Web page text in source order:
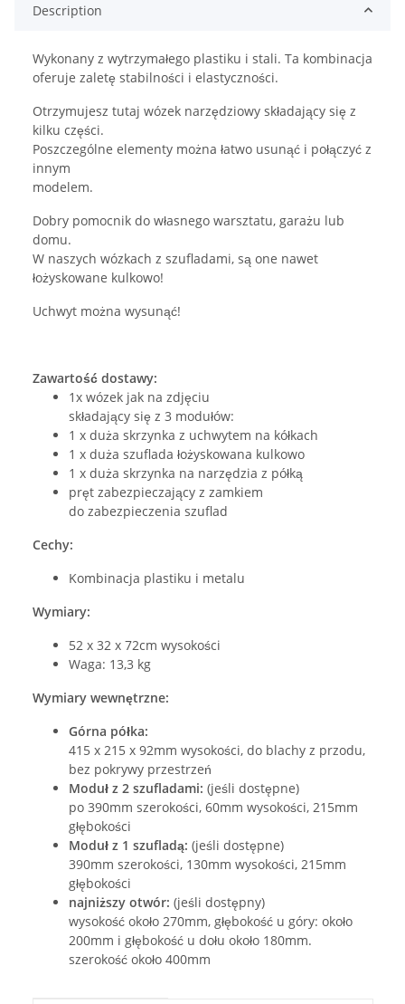
Description
Wykonany z wytrzymałego plastiku i stali. Ta kombinacja
oferuje zaletę stabilności i elastyczności.
Otrzymujesz tutaj wózek narzędziowy składający się z
kilku części.
Poszczególne elementy można łatwo usunąć i połączyć z
innym
modelem.
Dobry pomocnik do własnego warsztatu, garażu lub
domu.
W naszych wózkach z szufladami, są one nawet
łożyskowane kulkowo!
Uchwyt można wysunąć!
Zawartość dostawy:
1x wózek jak na zdjęciu
składający się z 3 modułów:
1 x duża skrzynka z uchwytem na kółkach
1 x duża szuflada łożyskowana kulkowo
1 x duża skrzynka na narzędzia z półką
pręt zabezpieczający z zamkiem
do zabezpieczenia szuflad
Cechy:
Kombinacja plastiku i metalu
Wymiary:
52 x 32 x 72cm wysokości
Waga: 13,3 kg
Wymiary wewnętrzne:
Górna półka:
415 x 215 x 92mm wysokości, do blachy z przodu,
bez pokrywy przestrzeń
Moduł z 2 szufladami: (jeśli dostępne)
po 390mm szerokości, 60mm wysokości, 215mm
głębokości
Moduł z 1 szufladą: (jeśli dostępne)
390mm szerokości, 130mm wysokości, 215mm
głębokości
najniższy otwór: (jeśli dostępny)
wysokość około 270mm, głębokość u góry: około
200mm i głębokość u dołu około 180mm.
szerokość około 400mm